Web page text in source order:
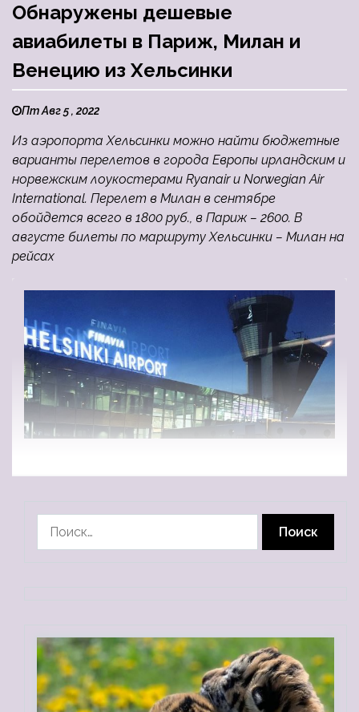
Обнаружены дешевые
авиабилеты в Париж, Милан и
Венецию из Хельсинки
Пт Авг 5 , 2022
Из аэропорта Хельсинки можно найти бюджетные
варианты перелетов в города Европы ирландским и
норвежским лоукостерами Ryanair и Norwegian Air
International. Перелет в Милан в сентябре
обойдется всего в 1800 руб., в Париж – 2600. В
августе билеты по маршруту Хельсинки – Милан на
рейсах